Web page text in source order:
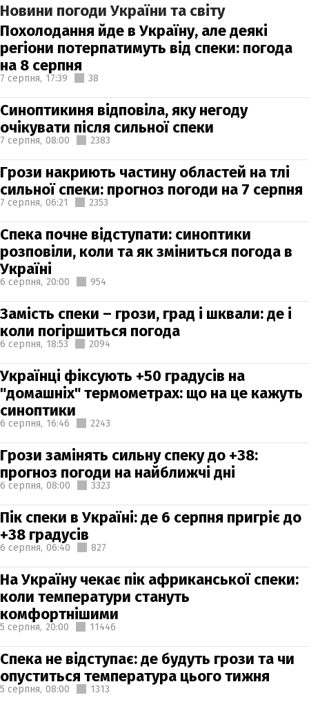
Новини погоди України та світу
Похолодання йде в Україну, але деякі
регіони потерпатимуть від спеки: погода
на 8 серпня
7 серпня, 17:39 38
Синоптикиня відповіла, яку негоду
очікувати після сильної спеки
7 серпня, 08:00 2383
Грози накриють частину областей на тлі
сильної спеки: прогноз погоди на 7 серпня
7 серпня, 06:21 2353
Спека почне відступати: синоптики
розповіли, коли та як зміниться погода в
Україні
6 серпня, 20:00 954
Замість спеки – грози, град і шквали: де і
коли погіршиться погода
6 серпня, 18:53 2094
Українці фіксують +50 градусів на
"домашніх" термометрах: що на це кажуть
синоптики
6 серпня, 16:46 2243
Грози замінять сильну спеку до +38:
прогноз погоди на найближчі дні
6 серпня, 08:00 3323
Пік спеки в Україні: де 6 серпня пригріє до
+38 градусів
6 серпня, 06:40 827
На Україну чекає пік африканської спеки:
коли температури стануть
комфортнішими
5 серпня, 20:00 11446
Спека не відступає: де будуть грози та чи
опуститься температура цього тижня
5 серпня, 08:00 1313